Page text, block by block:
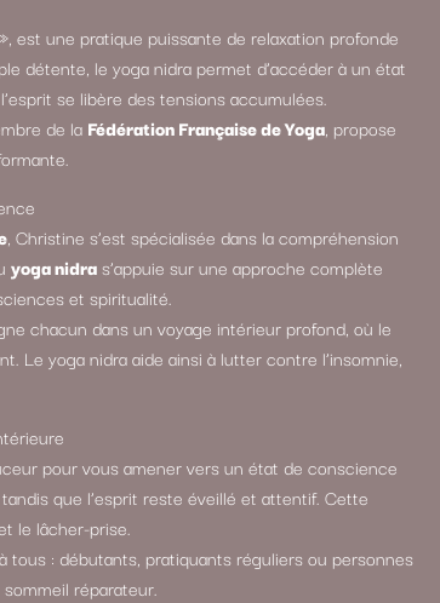
est une pratique puissante de relaxation profonde
détente, le yoga nidra permet d’accéder à un état
se libère des tensions accumulées.
de la Fédération Française de Yoga, propose
, Christine s’est spécialisée dans la compréhension
yoga nidras’appuie sur une approche complète
et spiritualité.
chacun dans un voyage intérieur profond, où le
Le yoga nidra aide ainsi à lutter contre l’insomnie,
pour vous amener vers un état de conscience
que l’esprit reste éveillé et attentif. Cette
le lâcher-prise.
tous : débutants, pratiquants réguliers ou personnes
réparateur.